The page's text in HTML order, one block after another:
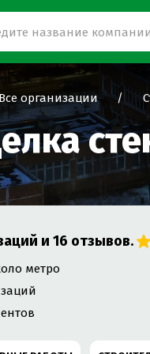
Все организации
и 16 отзывов.
метро